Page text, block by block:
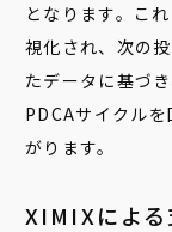
となります。こ
視化され、次の
たデータに基づ
PDCAサイクル
がります。
XIMIXによる